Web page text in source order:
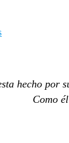
hecho por
Como